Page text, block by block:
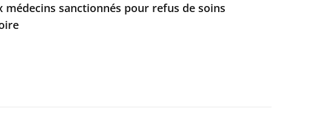
médecins sanctionnés pour refus de soins